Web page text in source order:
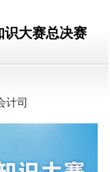
识大赛总决赛
计司